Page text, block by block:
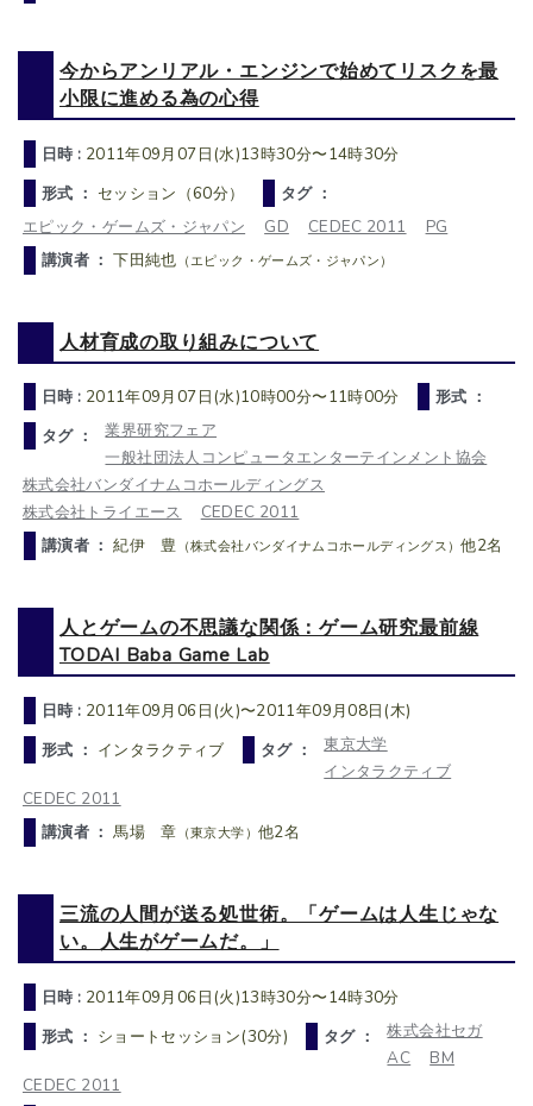
今からアンリアル・エンジンで始めてリスクを最
小限に進める為の心得
日時 : 2011年09月07日(水)13時30分〜14時30分
形式 ： セッション（60分）
タグ ：
エピック・ゲームズ・ジャパン
GD CEDEC 2011
PG
講演者 ：下田純也 （エピック・ゲームズ・ジャパン）
人材育成の取り組みについて
日時 : 2011年09月07日(水)10時00分〜11時00分
形式 ：
タグ ：
業界研究フェア
一般社団法人コンピュータエンターテインメント協会
株式会社バンダイナムコホールディングス
株式会社トライエース
CEDEC 2011
講演者 ：紀伊 豊 （株式会社バンダイナムコホールディングス）他2名
人とゲームの不思議な関係：ゲーム研究最前線
TODAI Baba Game Lab
日時 : 2011年09月06日(火)〜2011年09月08日(木)
形式 ： インタラクティブ タグ ：
東京大学
インタラクティブ
CEDEC 2011
講演者 ：馬場 章 （東京大学） 他2名
三流の人間が送る処世術。「ゲームは人生じゃな
い。人生がゲームだ。」
日時 : 2011年09月06日(火)13時30分〜14時30分
形式 ： ショートセッション(30分) タグ ：
株式会社セガ
AC
BM
CEDEC 2011